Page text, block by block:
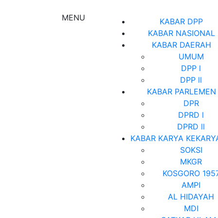
MENU
KABAR DPP
KABAR NASIONAL
KABAR DAERAH
UMUM
DPP l
DPP ll
KABAR PARLEMEN
DPR
DPRD l
DPRD ll
KABAR KARYA
SOKSI
MKGR
KOSGORO
AMPI
AL HIDAYAH
MDI